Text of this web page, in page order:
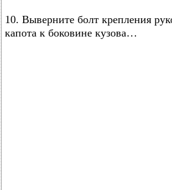
10. Выверните болт крепления
капота к боковине кузова…